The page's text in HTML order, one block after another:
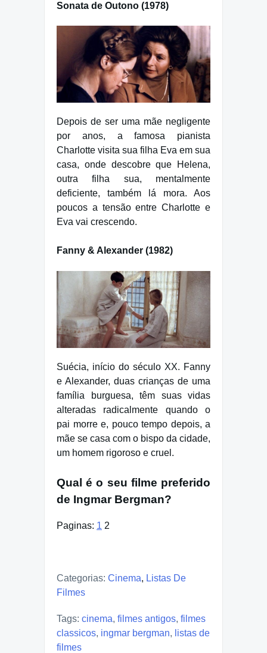
Sonata de Outono (1978)
Depois de ser uma mãe negligente
por anos, a famosa pianista
Charlotte visita sua filha Eva em sua
casa, onde descobre que Helena,
outra filha sua, mentalmente
deficiente, também lá mora. Aos
poucos a tensão entre Charlotte e
Eva vai crescendo.
Fanny & Alexander (1982)
Suécia, início do século XX. Fanny
e Alexander, duas crianças de uma
família burguesa, têm suas vidas
alteradas radicalmente quando o
pai morre e, pouco tempo depois, a
mãe se casa com o bispo da cidade,
um homem rigoroso e cruel.
Qual é o seu filme preferido
de Ingmar Bergman?
Paginas: 1 2
Categorias: Cinema, Listas De
Filmes
Tags: cinema, filmes antigos, filmes
classicos, ingmar bergman, listas de
filmes